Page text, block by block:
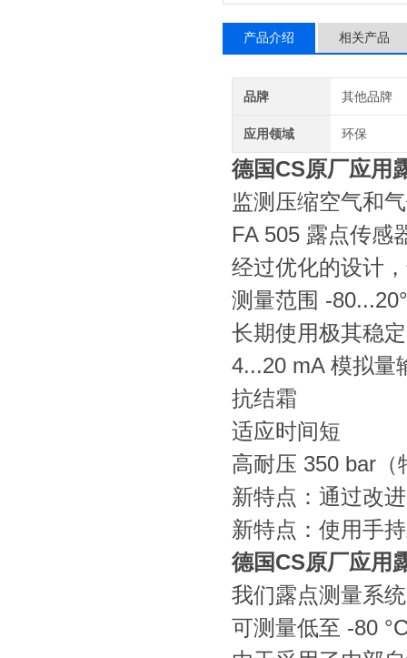
产品介绍 相关产品
品牌 其他品牌
应用领域 环保
德国CS原厂应用
监测压缩空气和
FA 505 露点传感
经过优化的设计
测量范围 -
长期使用极其稳定
4...20 mA 模拟量
抗结霜
适应时间短
高耐压 350 bar（
新特点：通过改
新特点：使用手
德国CS原厂应用
我们露点测量系
可测量低至 -80